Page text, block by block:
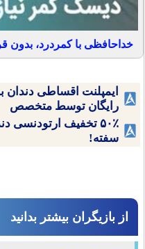
خداحافظی با کمردرد، بدون
ایمپلنت اقساطی دندان
رایگان توسط متخصص
۵۰٪ تخفیف ارتودنسی
سفته!
از بازیگران بیشتر بدانید